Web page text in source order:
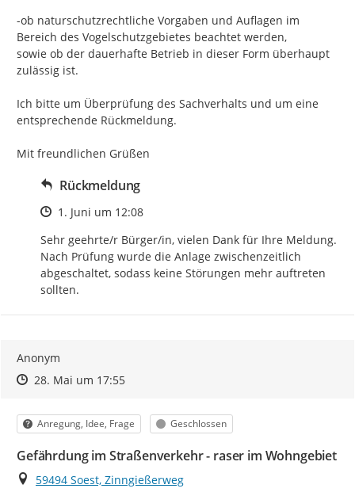
-ob naturschutzrechtliche Vorgaben und Auflagen im
Bereich des Vogelschutzgebietes beachtet werden,
sowie ob der dauerhafte Betrieb in dieser Form überhaupt
zulässig ist.
Ich bitte um Überprüfung des Sachverhalts und um eine
entsprechende Rückmeldung.
Mit freundlichen Grüßen
Rückmeldung
Zeitpunkt des Erstellens
1. Juni um 12:08
Sehr geehrte/r Bürger/in, vielen Dank für Ihre Meldung.
Nach Prüfung wurde die Anlage zwischenzeitlich
abgeschaltet, sodass keine Störungen mehr auftreten
sollten.
Anonym
Zeitpunkt des Erstellens
Zeitpunkt des Erstellens
28. Mai um 17:55Zur Äußerung
Kategorie
Anregung, Idee, Frage Status
Geschlossen
Gefährdung im Straßenverkehr - raser im Wohngebiet
Ort
59494 Soest, Zinngießerweg